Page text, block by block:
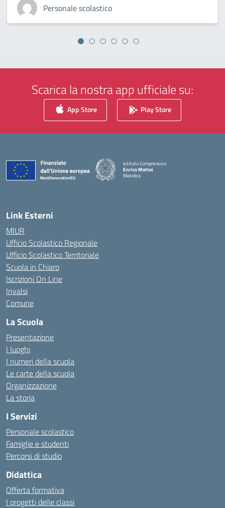
Personale scolastico
Scarica la nostra app ufficiale su:
App Store Play Store
Istituto Comprensivo
Enrico Mattei
Matelica
Link Esterni
MIUR
Ufficio Scolastico Regionale
Ufficio Scolastico Territoriale
Scuola in Chiaro
Iscrizioni On Line
Invalsi
Comune
La Scuola
Presentazione
I luoghi
I numeri della scuola
Le carte della scuola
Organizzazione
La storia
I Servizi
Personale scolastico
Famiglie e studenti
Percorsi di studio
Didattica
Offerta formativa
I progetti delle classi